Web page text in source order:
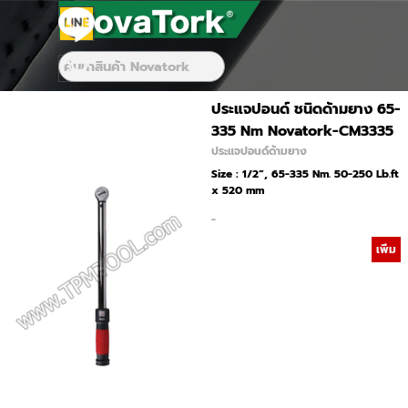
Go to content
Skip menu
Skip menu
ประแจปอนด์ ชนิดด้ามยาง 65-
335 Nm Novatork-CM3335
ประแจปอนด์ด้ามยาง
Size : 1/2”, 65-335 Nm. 50-250 Lb.ft
x 520 mm
-
เพิ่ม